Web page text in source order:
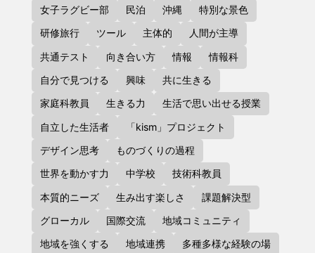
女子ラグビー部
民泊 沖縄
特別な景色
研修旅行
ツール 主体的
人間が主導
共通テスト
向き合い方 情報
情報科
自分で見つける
興味
共に生きる
家庭科教員
生きる力
生活で思い出せる授業
自立した生活者
「kism」プロジェクト
デザイン思考
ものづくりの過程
世界を動かす力
中学校
技術科教員
本質的ニーズ
生み出す楽しさ
課題解決型
グローカル
国際交流
地域コミュニティ
地域を強くする
地域連携
多種多様な経験の場